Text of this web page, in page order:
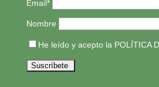
Email*
Nombre
He leído y acepto la POLÍTICA